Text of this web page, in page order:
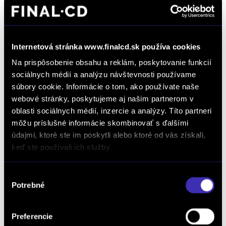
Internetová stránka www.finalcd.sk používa cookies
Na prispôsobenie obsahu a reklám, poskytovanie funkcií
sociálnych médií a analýzu návštevnosti používame
súbory cookie. Informácie o tom, ako používate naše
webové stránky, poskytujeme aj našim partnerom v
oblasti sociálnych médií, inzercie a analýzy. Títo partneri
môžu príslušné informácie skombinovať s ďalšími
údajmi, ktoré ste im poskytli alebo ktoré od vás získali,
keď ste používali ich služby.
súhlasu
Potrebné
Preferencie
Opel Frontera 1.2 Hybrid Ultimate 107
KW eDCT6
Automat / 1 000 km / 2026 / 107 kW / 145 PS / Mild Hybrid
(benzín/elektrika) / Banská Bystrica
27 430 € s DPH -14%
23 490 €s DPH